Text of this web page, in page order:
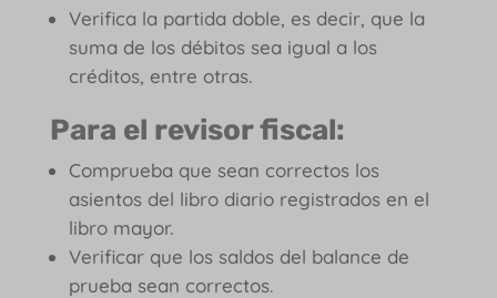
Verifica la partida doble, es decir, que la
suma de los débitos sea igual a los
créditos, entre otras.
Para el revisor fiscal:
Comprueba que sean correctos los
asientos del libro diario registrados en el
libro mayor.
Verificar que los saldos del balance de
prueba sean correctos.